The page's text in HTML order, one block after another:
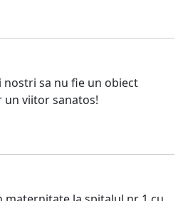
nostri sa nu fie un obiect
viitor sanatos!